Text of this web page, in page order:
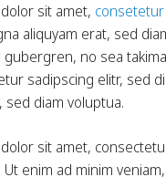
sit amet,
aliquyam erat, sed
gubergren, no sea
sadipscing elitr, sed
sed diam voluptua.
sit amet,
Ut enim ad minim